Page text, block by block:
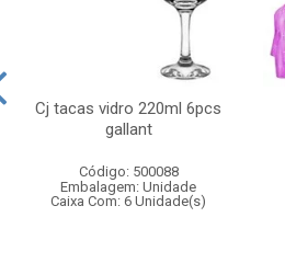
Cj tacas vidro 220ml 6pcs
gallant
Código: 500088
Embalagem: Unidade
Caixa Com: 6 Unidade(s)